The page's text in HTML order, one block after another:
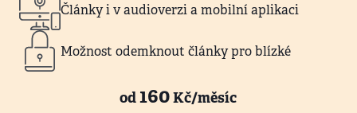
Články i v audioverzi a mobilní aplikaci
Možnost odemknout články pro blízké
od160Kč/měsíc